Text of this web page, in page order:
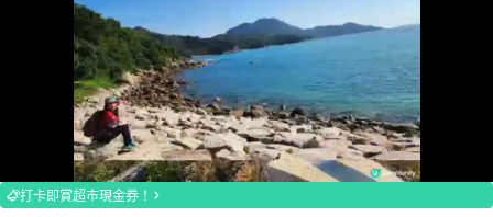
Loaded:
100.00%
打卡即賞超市現金券！